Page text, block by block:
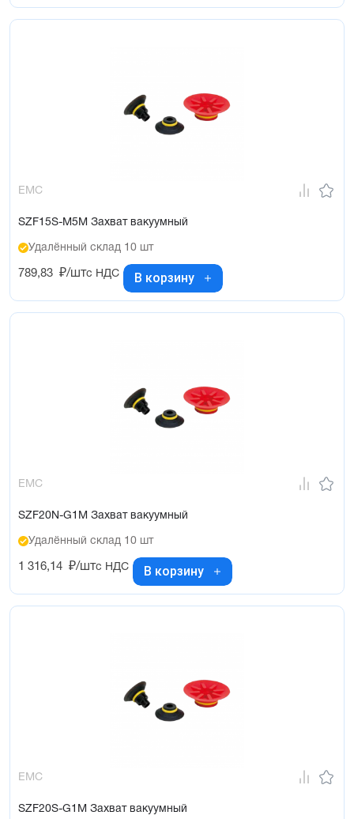
EMC
SZF15S-M5M Захват вакуумный
Удалённый склад 10 шт
789,83 ₽/штс НДС В корзину
EMC
SZF20N-G1M Захват вакуумный
Удалённый склад 10 шт
1 316,14 ₽/штс НДС В корзину
EMC
SZF20S-G1M Захват вакуумный